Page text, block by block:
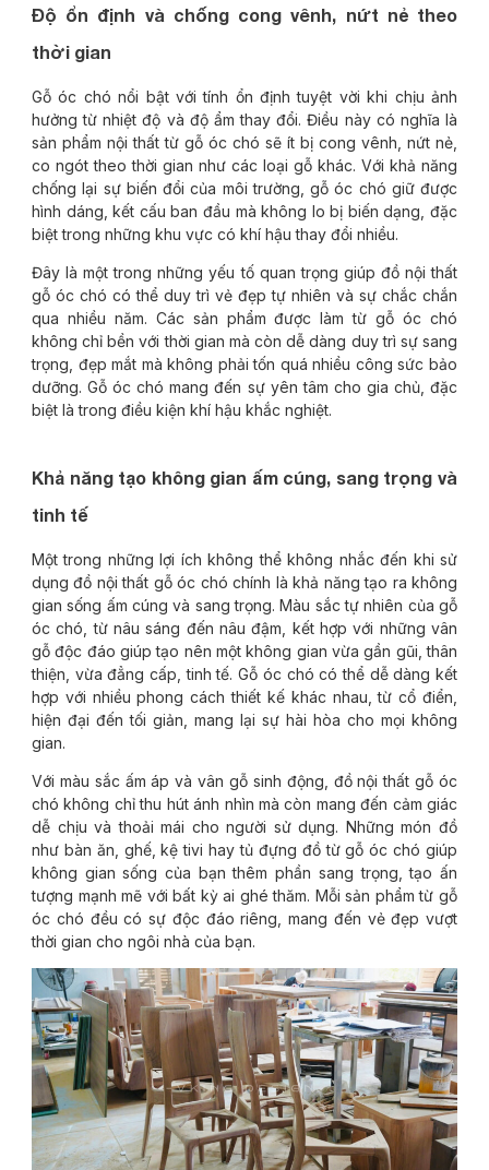
Độ ổn định và chống cong vênh, nứt nẻ theo
thời gian
Gỗ óc chó nổi bật với tính ổn định tuyệt vời khi chịu ảnh
hưởng từ nhiệt độ và độ ẩm thay đổi. Điều này có nghĩa là
sản phẩm nội thất từ gỗ óc chó sẽ ít bị cong vênh, nứt nẻ,
co ngót theo thời gian như các loại gỗ khác. Với khả năng
chống lại sự biến đổi của môi trường, gỗ óc chó giữ được
hình dáng, kết cấu ban đầu mà không lo bị biến dạng, đặc
biệt trong những khu vực có khí hậu thay đổi nhiều.
Đây là một trong những yếu tố quan trọng giúp đồ nội thất
gỗ óc chó có thể duy trì vẻ đẹp tự nhiên và sự chắc chắn
qua nhiều năm. Các sản phẩm được làm từ gỗ óc chó
không chỉ bền với thời gian mà còn dễ dàng duy trì sự sang
trọng, đẹp mắt mà không phải tốn quá nhiều công sức bảo
dưỡng. Gỗ óc chó mang đến sự yên tâm cho gia chủ, đặc
biệt là trong điều kiện khí hậu khắc nghiệt.
Khả năng tạo không gian ấm cúng, sang trọng và
tinh tế
Một trong những lợi ích không thể không nhắc đến khi sử
dụng đồ nội thất gỗ óc chó chính là khả năng tạo ra không
gian sống ấm cúng và sang trọng. Màu sắc tự nhiên của gỗ
óc chó, từ nâu sáng đến nâu đậm, kết hợp với những vân
gỗ độc đáo giúp tạo nên một không gian vừa gần gũi, thân
thiện, vừa đẳng cấp, tinh tế. Gỗ óc chó có thể dễ dàng kết
hợp với nhiều phong cách thiết kế khác nhau, từ cổ điển,
hiện đại đến tối giản, mang lại sự hài hòa cho mọi không
gian.
Với màu sắc ấm áp và vân gỗ sinh động, đồ nội thất gỗ óc
chó không chỉ thu hút ánh nhìn mà còn mang đến cảm giác
dễ chịu và thoải mái cho người sử dụng. Những món đồ
như bàn ăn, ghế, kệ tivi hay tủ đựng đồ từ gỗ óc chó giúp
không gian sống của bạn thêm phần sang trọng, tạo ấn
tượng mạnh mẽ với bất kỳ ai ghé thăm. Mỗi sản phẩm từ gỗ
óc chó đều có sự độc đáo riêng, mang đến vẻ đẹp vượt
thời gian cho ngôi nhà của bạn.